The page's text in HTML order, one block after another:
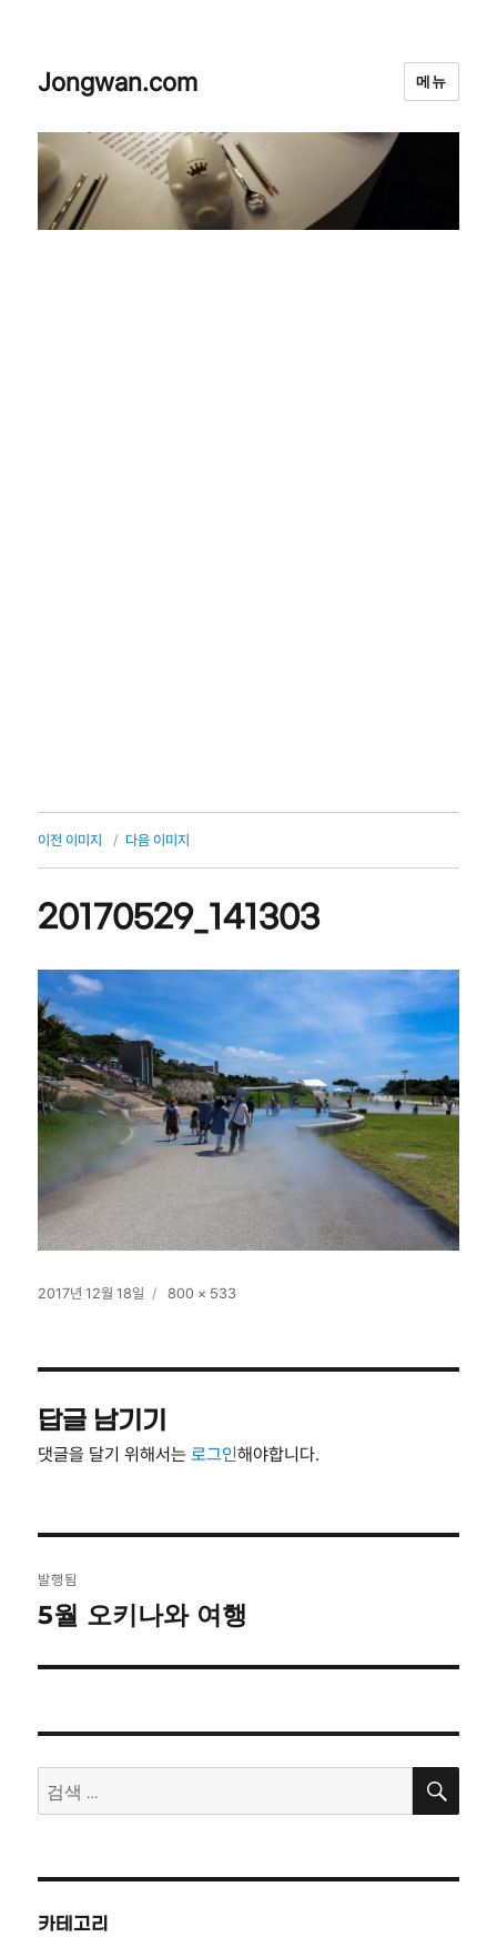
Jongwan.com 메뉴
이전 이미지 다음 이미지
20170529_141303
작
2017년 12월 18일
전
800 × 533
답글 남기기
댓글을 달기 위해서는로그인해야합니다.
탐
발행됨
5월 오키나와 여행
검
색:
검
카테고리